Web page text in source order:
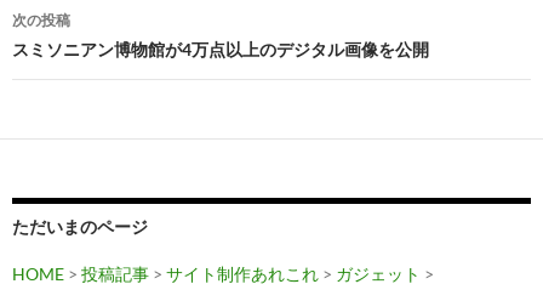
ビ
ゲ
シ
ョ
ン
次の投稿
スミソニアン博物館が4万点以上のデジタル画像を公開
ただいまのページ
HOME > 投稿記事 > サイト制作あれこれ > ガジェット >